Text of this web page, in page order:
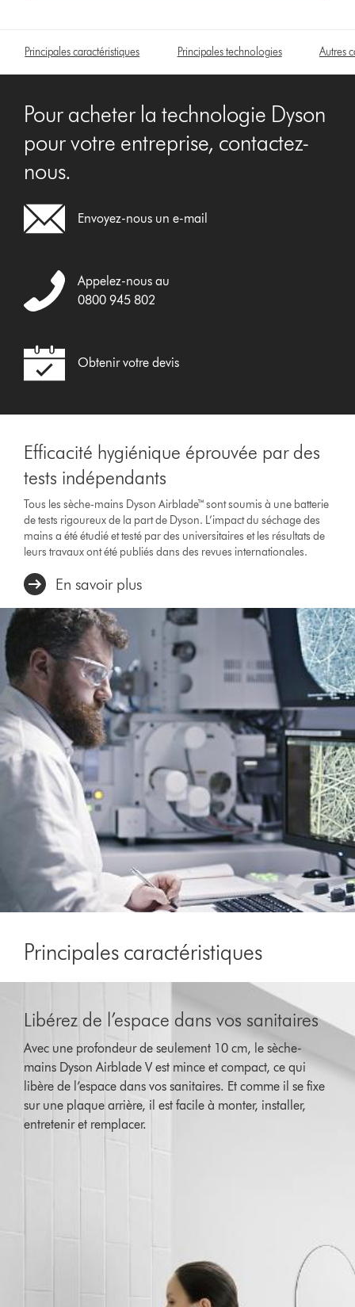
Principales caractéristiques Principales technologies Autres
Pour acheter la technologie Dyson
pour votre entreprise, contactez-
nous.
Envoyez-nous un e-mail
Appelez-nous au
0800 945 802
Obtenir votre devis
Efficacité hygiénique éprouvée par des
tests indépendants
Tous les sèche-mains Dyson Airblade™ sont soumis à une batterie
de tests rigoureux de la part de Dyson. L’impact du séchage des
mains a été étudié et testé par des universitaires et les résultats de
leurs travaux ont été publiés dans des revues internationales.
En savoir plus
Principales caractéristiques
Libérez de l’espace dans vos sanitaires
Avec une profondeur de seulement 10 cm, le sèche-
mains Dyson Airblade V est mince et compact, ce qui
libère de l’espace dans vos sanitaires. Et comme il se fixe
sur une plaque arrière, il est facile à monter, installer,
entretenir et remplacer.